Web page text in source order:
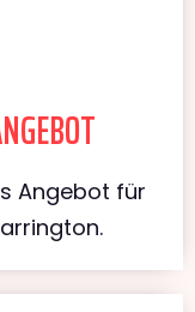
Angebot für